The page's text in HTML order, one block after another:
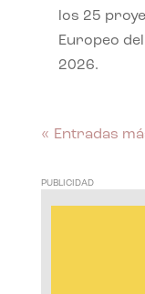
los 25
Europeo
2026.
« Entradas
PUBLICIDAD